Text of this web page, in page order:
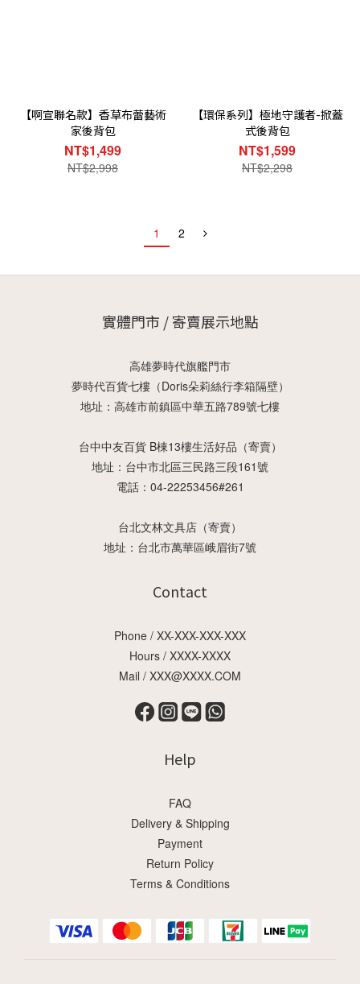
【啊宣聯名款】香草布蕾藝術
家後背包
NT$1,499
NT$2,998
【環保系列】極地守護者-掀蓋
式後背包
NT$1,599
NT$2,298
1 2
實體門市 / 寄賣展示地點
高雄夢時代旗艦門市
夢時代百貨七樓（Doris朵莉絲行李箱隔壁）
地址：高雄市前鎮區中華五路789號七樓
台中中友百貨 B棟13樓生活好品（寄賣）
地址：台中市北區三民路三段161號
電話：04-22253456#261
台北文林文具店（寄賣）
地址：台北市萬華區峨眉街7號
Contact
Phone / XX-XXX-XXX-XXX
Hours / XXXX-XXXX
Mail / XXX@XXXX.COM
Help
FAQ
Delivery & Shipping
Payment
Return Policy
Terms & Conditions